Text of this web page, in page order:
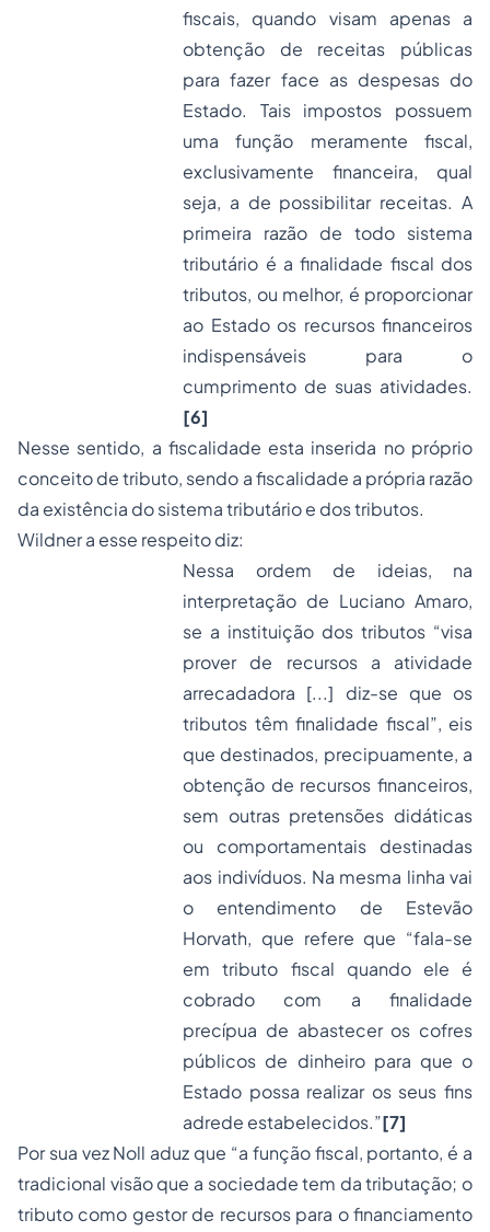
fiscais, quando visam apenas a
obtenção de receitas públicas
para fazer face as despesas do
Estado. Tais impostos possuem
uma função meramente fiscal,
exclusivamente financeira, qual
seja, a de possibilitar receitas. A
primeira razão de todo sistema
tributário é a finalidade fiscal dos
tributos, ou melhor, é proporcionar
ao Estado os recursos financeiros
indispensáveis para o
cumprimento de suas atividades.
[6]
Nesse sentido, a fiscalidade esta inserida no próprio
conceito de tributo, sendo a fiscalidade a própria razão
da existência do sistema tributário e dos tributos.
Wildner a esse respeito diz:
Nessa ordem de ideias, na
interpretação de Luciano Amaro,
se a instituição dos tributos “visa
prover de recursos a atividade
arrecadadora [...] diz-se que os
tributos têm finalidade fiscal”, eis
que destinados, precipuamente, a
obtenção de recursos financeiros,
sem outras pretensões didáticas
ou comportamentais destinadas
aos indivíduos. Na mesma linha vai
o entendimento de Estevão
Horvath, que refere que “fala-se
em tributo fiscal quando ele é
cobrado com a finalidade
precípua de abastecer os cofres
públicos de dinheiro para que o
Estado possa realizar os seus fins
adrede estabelecidos.”[7]
Por sua vez Noll aduz que “a função fiscal, portanto, é a
tradicional visão que a sociedade tem da tributação; o
tributo como gestor de recursos para o financiamento